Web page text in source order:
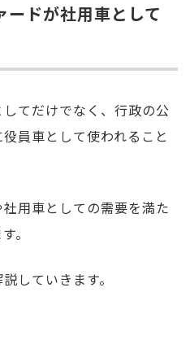
ドが社用車として
てだけでなく、行政の公
員車として使われること
用車としての需要を満た
。
していきます。